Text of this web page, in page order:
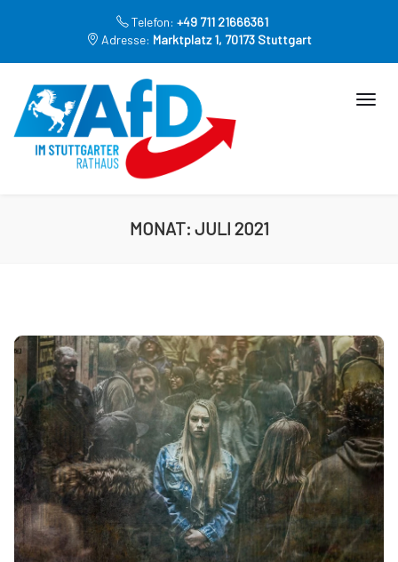
Telefon: +49 711 21666361
Adresse: Marktplatz 1, 70173 Stuttgart
MONAT: JULI 2021